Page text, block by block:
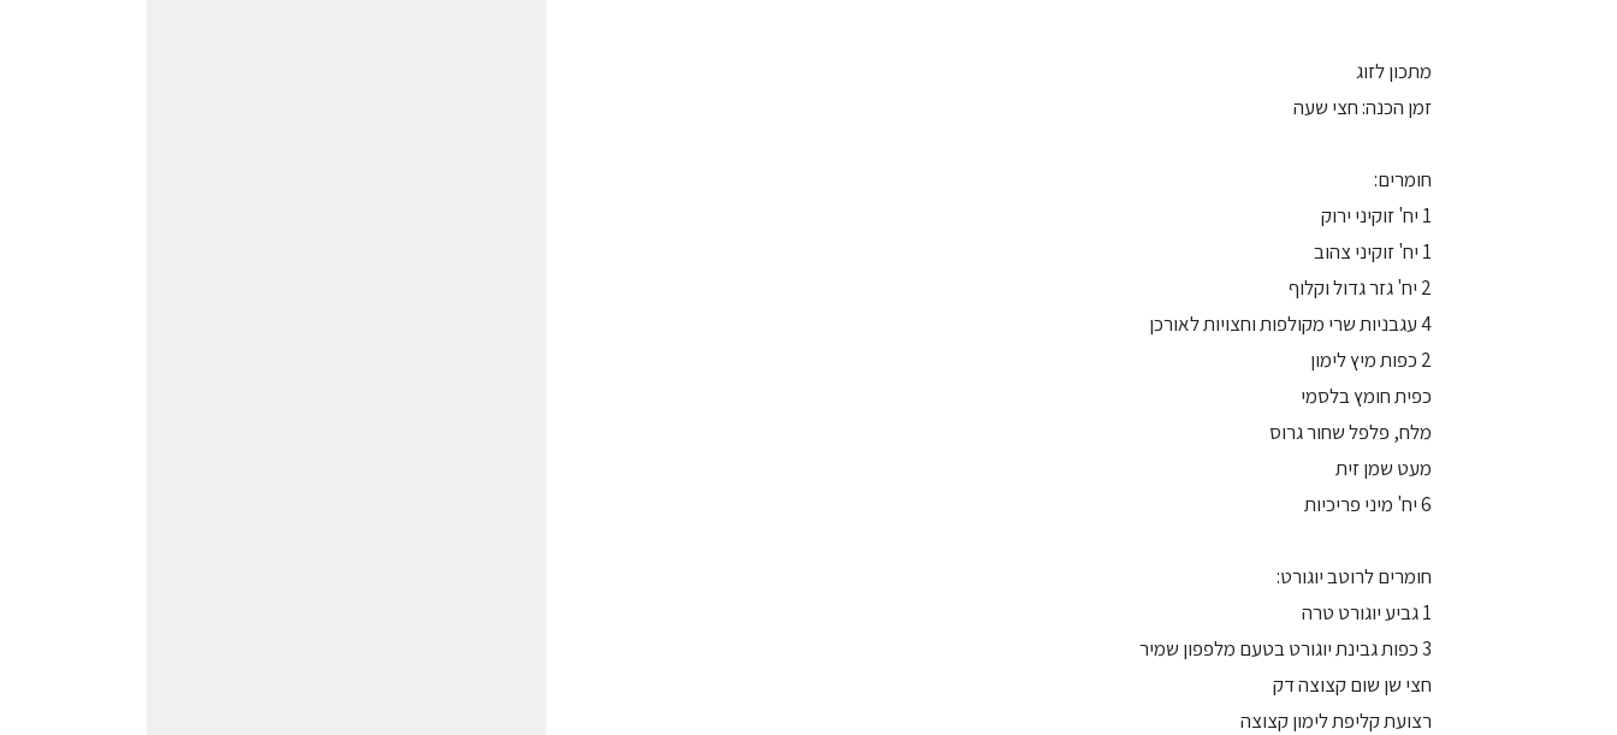
מתכון לזוג
זמן הכנה: חצי שעה
חומרים:
1 יח' זוקיני ירוק
1 יח' זוקיני צהוב
2 יח' גזר גדול וקלוף
4 עגבניות שרי מקולפות וחצויות לאורכן
2 כפות מיץ לימון
כפית חומץ בלסמי
מלח, פלפל שחור גרוס
מעט שמן זית
6 יח' מיני פריכיות
חומרים לרוטב יוגורט:
1 גביע יוגורט טרה
3 כפות גבינת יוגורט בטעם מלפפון שמיר
חצי שן שום קצוצה דק
רצועת קליפת לימון קצוצה